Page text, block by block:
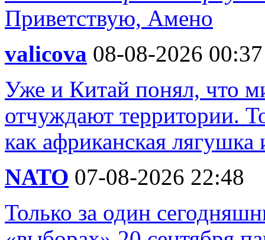
Приветствую, Амено
valicova 08-08-2026 00:37
Уже и Китай понял, что
отчуждают территории.
как африканская лягушка
NATO 07-08-2026 22:48
Только за один